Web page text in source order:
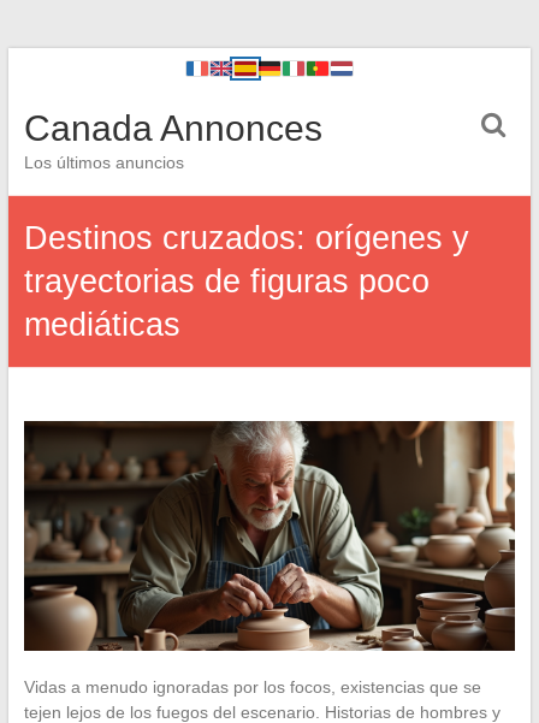
Canada Annonces
Los últimos anuncios
Destinos cruzados: orígenes y
trayectorias de figuras poco
mediáticas
Vidas a menudo ignoradas por los focos, existencias que se
tejen lejos de los fuegos del escenario. Historias de hombres y